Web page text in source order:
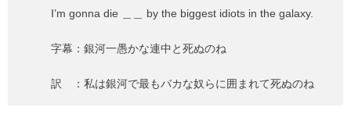
I’m gonna die ＿＿ by the biggest idiots in the galaxy.
字幕：銀河一愚かな連中と死ぬのね
訳 ：私は銀河で最もバカな奴らに囲まれて死ぬのね